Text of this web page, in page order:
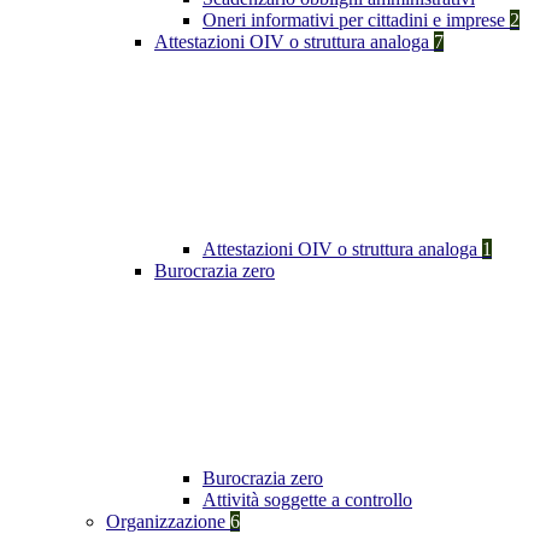
Oneri informativi per cittadini e imprese 2
Attestazioni OIV o struttura analoga 7
Attestazioni OIV o struttura analoga 1
Burocrazia zero
Burocrazia zero
Attività soggette a controllo
Organizzazione 6